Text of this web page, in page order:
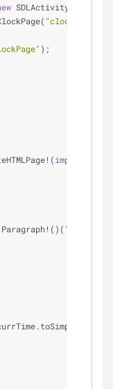
SDLActivity(
"clockPage"
);
import
Paragraph!()(